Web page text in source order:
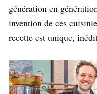
génération en
invention de ces
recette est unique,